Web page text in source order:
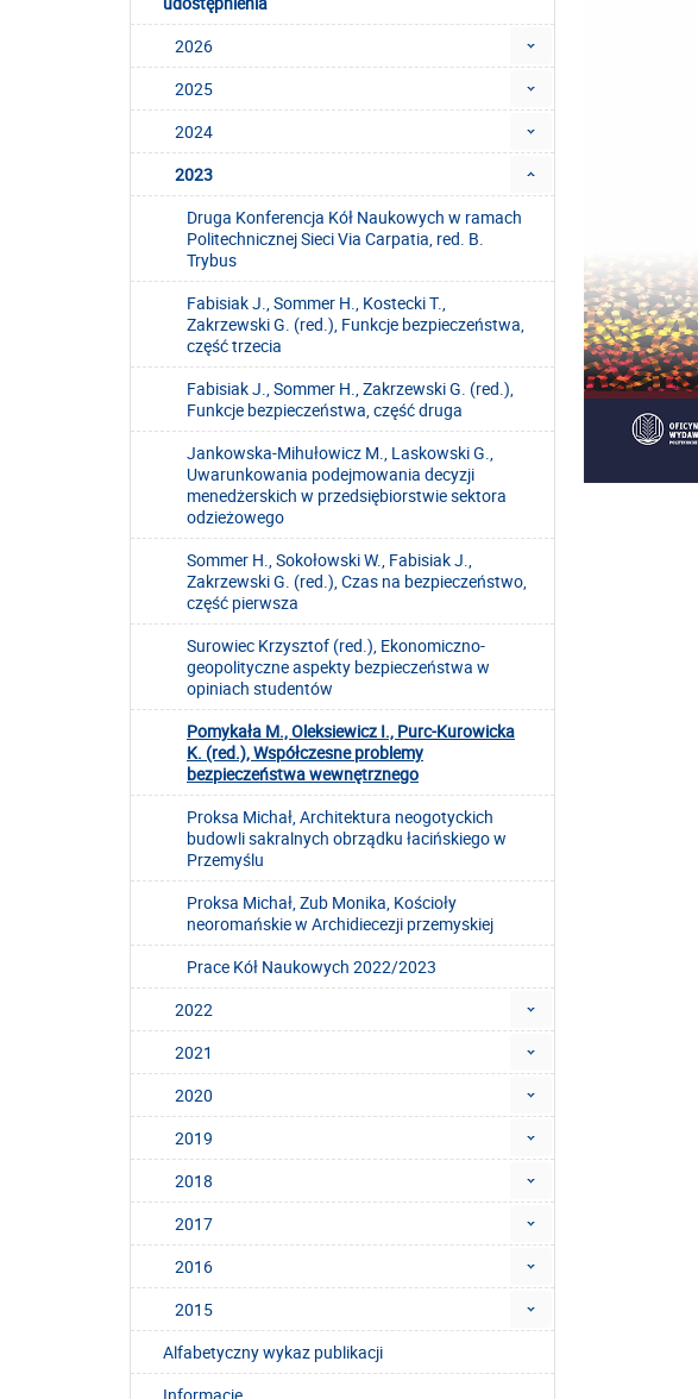
2026
2025
2024
2023
Druga Konferencja Kół Naukowych w ramach
Politechnicznej Sieci Via Carpatia, red. B.
Trybus
Fabisiak J., Sommer H., Kostecki T.,
Zakrzewski G. (red.), Funkcje bezpieczeństwa,
część trzecia
Fabisiak J., Sommer H., Zakrzewski G. (red.),
Funkcje bezpieczeństwa, część druga
Jankowska-Mihułowicz M., Laskowski G.,
Uwarunkowania podejmowania decyzji
menedżerskich w przedsiębiorstwie sektora
odzieżowego
Sommer H., Sokołowski W., Fabisiak J.,
Zakrzewski G. (red.), Czas na bezpieczeństwo,
część pierwsza
Surowiec Krzysztof (red.), Ekonomiczno-
geopolityczne aspekty bezpieczeństwa w
opiniach studentów
Pomykała M., Oleksiewicz I., Purc-Kurowicka
K. (red.), Współczesne problemy
bezpieczeństwa wewnętrznego
Proksa Michał, Architektura neogotyckich
budowli sakralnych obrządku łacińskiego w
Przemyślu
Proksa Michał, Zub Monika, Kościoły
neoromańskie w Archidiecezji przemyskiej
Prace Kół Naukowych 2022/2023
2022
2021
2020
2019
2018
2017
2016
2015
Alfabetyczny wykaz publikacji